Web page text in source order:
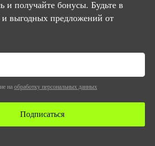
и получайте бонусы. Будьте в
и выгодных предложений от
на обработку персональных данных
Подписаться